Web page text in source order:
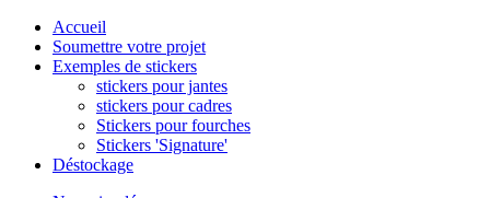
Accueil
Soumettre votre projet
Exemples de stickers
stickers pour jantes
stickers pour cadres
Stickers pour fourches
Stickers 'Signature'
Déstockage